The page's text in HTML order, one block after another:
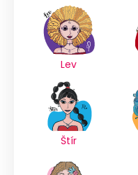
Lev
Štír